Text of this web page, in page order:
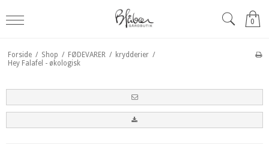
0
Forside / Shop / FØDEVARER / krydderier /
Hey Falafel - økologisk